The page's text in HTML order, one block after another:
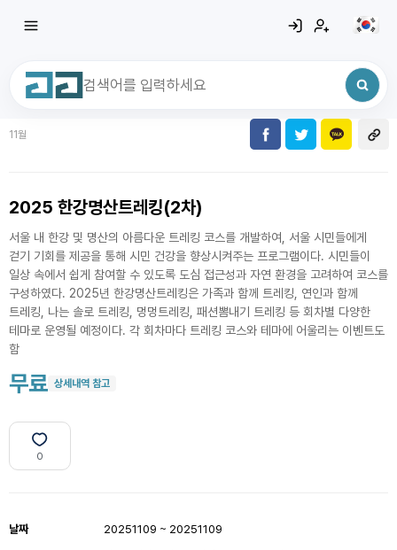
전체삭제
11월
2025 한강명산트레킹(2차)
서울 내 한강 및 명산의 아름다운 트레킹 코스를 개발하여, 서울 시민들에게
걷기 기회를 제공을 통해 시민 건강을 향상시켜주는 프로그램이다. 시민들이
일상 속에서 쉽게 참여할 수 있도록 도심 접근성과 자연 환경을 고려하여 코스를
구성하였다. 2025년 한강명산트레킹은 가족과 함께 트레킹, 연인과 함께
트레킹, 나는 솔로 트레킹, 멍멍트레킹, 패션뽐내기 트레킹 등 회차별 다양한
테마로 운영될 예정이다. 각 회차마다 트레킹 코스와 테마에 어울리는 이벤트도
함
무료 상세내역 참고
0
날짜 20251109 ~ 20251109